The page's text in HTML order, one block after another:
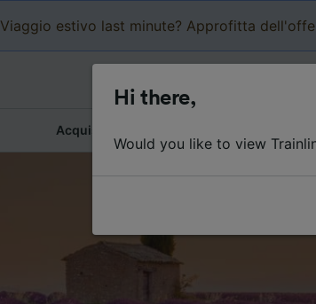
Viaggio estivo last minute? Approfitta
Acquista biglietti
Hi there,
Would you like to view